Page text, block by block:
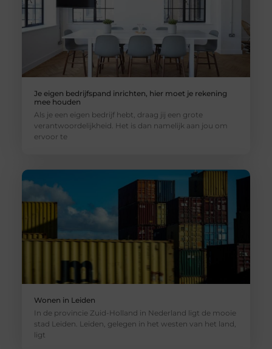
Je eigen bedrijfspand inrichten, hier moet je rekening
mee houden
Als je een eigen bedrijf hebt, draag jij een grote
verantwoordelijkheid. Het is dan namelijk aan jou om
ervoor te
Wonen in Leiden
In de provincie Zuid-Holland in Nederland ligt de mooie
stad Leiden. Leiden, gelegen in het westen van het land,
ligt